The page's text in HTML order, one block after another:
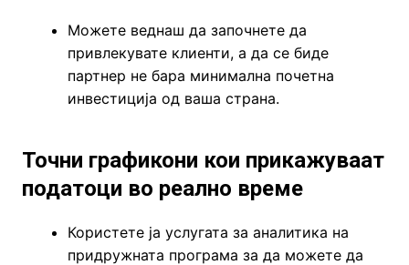
Можете веднаш да започнете да
привлекувате клиенти, а да се биде
партнер не бара минимална почетна
инвестиција од ваша страна.
Точни графикони кои прикажуваат
податоци во реално време
Користете ја услугата за аналитика на
придружната програма за да можете да